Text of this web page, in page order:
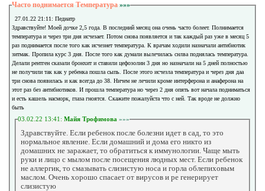
Часто поднимается Температура »»»
27.01.22 21:11: Педиатр
Здравствуйте! Моей дочке 2,5 года. В последний месяц она очень часто болеет. Полнимается
температура и через три дня исчезает. Потом снова появляется и так каждый раз уже в месяц 5
раз поднимается после того как исчезнет температура. К врачам ходили назначали антибиотик
зитмак. Пропила курс 3 дня. После того как думали вылечилась снлва поднялась температура.
Делали рентген сказали бронхит и ставили цефозолин 3 дня но назначали на 5 дней полностью
не получили так как у ребенка пошла сыпь. После этого исчезла температура и через дня даа
три снова появилась и как всегда до 38. Ничем не лечили кроме интерферона и анаферона на
этот раз без антибиотиков. И прошла температура но через 2 дня опять вот начала подниматься
и есть кашель насморк, глаза гноятся. Скажите пожалуйста что с ней. Так вроде не должно
быть
03.02.22 13:41: Майя Трофимова »»»
Здравствуйте. Если ребенок после болезни идет в сад, то это
нормальное явление. Если домашний и дома его никто из
домашних не заражает, то обратиться к иммунологии. Чаще мыть
руки и лицо с мылом после посещения людных мест. Если ребенок
не аллергик, то смазывать слизистую носа и горла облепиховым
маслом. Очень хорошо спасает от вирусов и ре генерирует
слизистую